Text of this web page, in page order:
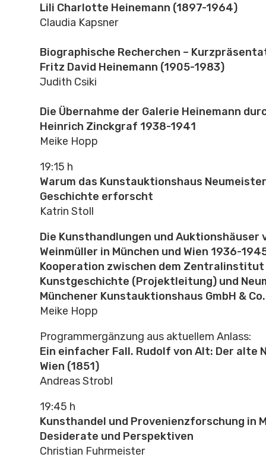
Lili Charlotte Heinemann (1897-1964)
Claudia Kapsner
Biographische Recherchen –
Fritz David Heinemann (1905-1983)
Judith Csiki
Die Übernahme der Galerie Heinemann
Heinrich Zinckgraf 1938-1941
Meike Hopp
19:15 h
Warum das Kunstauktionshaus
Geschichte erforscht
Katrin Stoll
Die Kunsthandlungen und Auktionshäuser
Weinmüller in München und Wien 1936-
Kooperation zwischen dem
Kunstgeschichte (Projektleitung) und
Münchener Kunstauktionshaus GmbH & Co.
Meike Hopp
Programmergänzung aus aktuellem Anlass:
Ein einfacher Fall. Rudolf von Alt: Der alte
Wien (1851)
Andreas Strobl
19:45 h
Kunsthandel und Provenienzforschung in
Desiderate und Perspektiven
Christian Fuhrmeister